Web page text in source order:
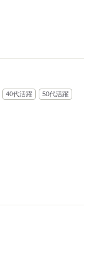
かった方 などなど
！
40代活躍
50代活躍